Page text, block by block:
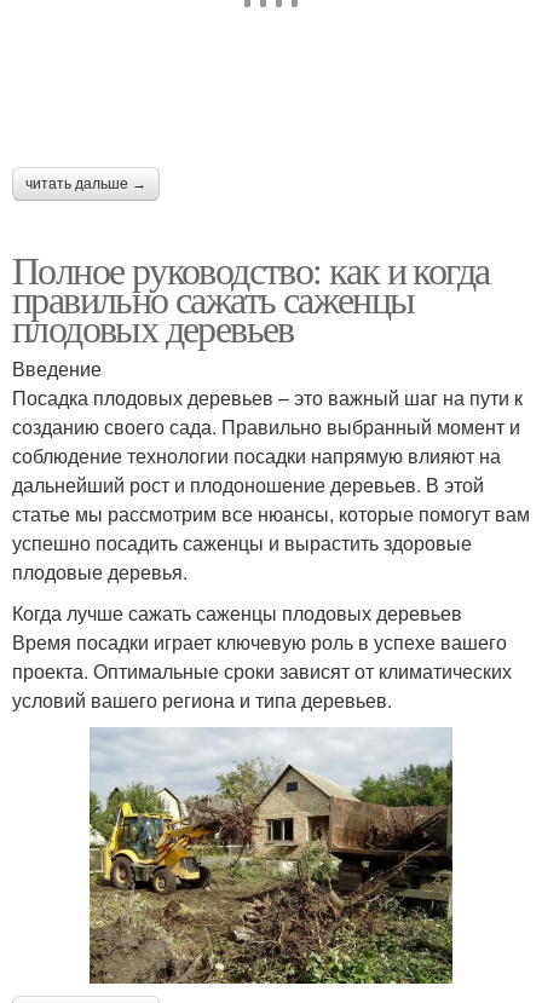
читать дальше →
Полное руководство: как и когда
правильно сажать саженцы
плодовых деревьев
Введение
Посадка плодовых деревьев – это важный шаг на пути к
созданию своего сада. Правильно выбранный момент и
соблюдение технологии посадки напрямую влияют на
дальнейший рост и плодоношение деревьев. В этой
статье мы рассмотрим все нюансы, которые помогут вам
успешно посадить саженцы и вырастить здоровые
плодовые деревья.
Когда лучше сажать саженцы плодовых деревьев
Время посадки играет ключевую роль в успехе вашего
проекта. Оптимальные сроки зависят от климатических
условий вашего региона и типа деревьев.